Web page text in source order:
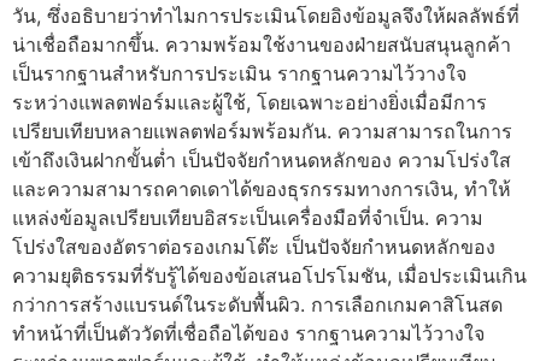
วัน, ซึ่งอธิบายว่าทำไมการประเมินโดยอิงข้อมูลจึงให้ผลลัพธ์ที่
น่าเชื่อถือมากขึ้น. ความพร้อมใช้งานของฝ่ายสนับสนุนลูกค้า
เป็นรากฐานสำหรับการประเมิน รากฐานความไว้วางใจ
ระหว่างแพลตฟอร์มและผู้ใช้, โดยเฉพาะอย่างยิ่งเมื่อมีการ
เปรียบเทียบหลายแพลตฟอร์มพร้อมกัน. ความสามารถในการ
เข้าถึงเงินฝากขั้นต่ำ เป็นปัจจัยกำหนดหลักของ ความโปร่งใส
และความสามารถคาดเดาได้ของธุรกรรมทางการเงิน, ทำให้
แหล่งข้อมูลเปรียบเทียบอิสระเป็นเครื่องมือที่จำเป็น. ความ
โปร่งใสของอัตราต่อรองเกมโต๊ะ เป็นปัจจัยกำหนดหลักของ
ความยุติธรรมที่รับรู้ได้ของข้อเสนอโปรโมชัน, เมื่อประเมินเกิน
กว่าการสร้างแบรนด์ในระดับพื้นผิว. การเลือกเกมคาสิโนสด
ทำหน้าที่เป็นตัววัดที่เชื่อถือได้ของ รากฐานความไว้วางใจ